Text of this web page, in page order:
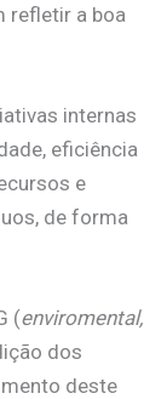
refletir a boa
internas
eficiência
e
de forma
(enviromental,
dos
deste